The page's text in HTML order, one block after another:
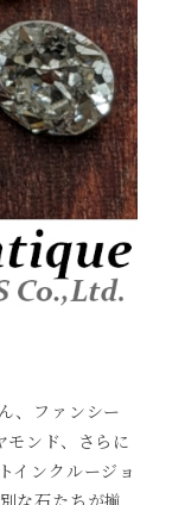
、ファンシー
モンド、さらに
インクルージョ